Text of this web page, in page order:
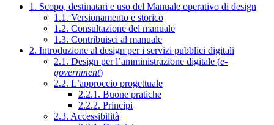
1. Scopo, destinatari e uso del Manuale operativo di design
1.1. Versionamento e storico
1.2. Consultazione del manuale
1.3. Contribuisci al manuale
2. Introduzione al design per i servizi pubblici digitali
2.1. Design per l’amministrazione digitale (e-
government)
2.2. L’approccio progettuale
2.2.1. Buone pratiche
2.2.2. Principi
2.3. Accessibilità